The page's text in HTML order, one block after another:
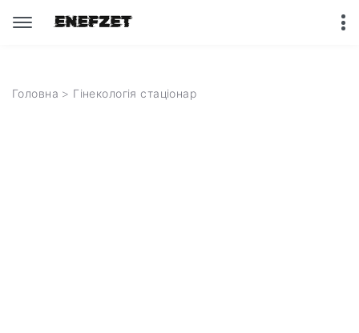
Головна > Гінекологія стаціонар